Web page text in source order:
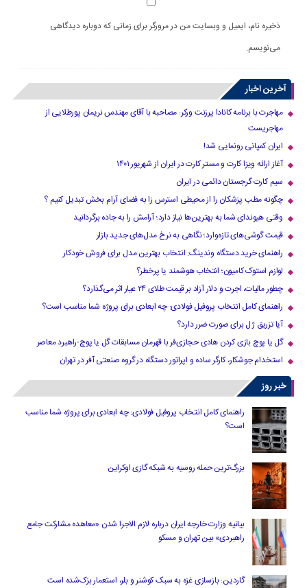
ذخیره نام، ایمیل و وبسایت من در مرورگر برای زمانی که دوباره دیدگاهی
می‌نویسم.
آخرین اخبار
مهاجرت با برنامه کانادا پرزنت ورکر: مصاحبه با آقای مهندس نریمان پورطلایی از
مهاجریست
ایران کمپانی رونمایی شد!
آغاز ارائه ویزا کارت و مستر کارت در ایران از شهریور ۱۴۰۱
سیم کارت گرجستان دائمی در ایران
چگونه مطب پزشکان را از محیطی استرس زا به فضای آرام بخش تبدیل کنیم ؟
وقتی هیوندای شما به بهترین‌ها نیاز دارد؛ آرامش را به جاده برگردانید
قیمت گوشی‌های تازه‌وارد؛ نگاهی به نرخ مدل‌های جدید بازار
راهنمای خرید دستگاه وندینگ: انتخاب بهترین مدل برای فروش خودکار
لوازم استوک کامیون؛ انتخاب هوشمند یا پرخطر؟
چطور مالیات، اجرت و دلار آزاد بر قیمت طلای ۲۴ عیار اثر می‌گذارد؟
راهنمای کامل انتخاب پروفیل فولادی: چه ابعادی برای پروژه شما مناسب است؟
آیا تزریق ژل برای صورت ضرر دارد​؟
گل یا پوچ بازی کردن هادی حجازی‌فر با قهرمان مسابقات گل یا پوچ-راهبرد معاصر
استخدام جوشکار، کارگر ساده و اپراتور دستگاه در گروه صنعتی آفر در تهران
خبر روز
راهنمای کامل انتخاب پروفیل فولادی: چه ابعادی برای پروژه شما مناسب
است؟
بزرگ‌ترین حمله روسیه به شبکه گازی اوکراین
بیانیه وزارت خارجه ایران درباره لازم‌ الاجرا شدن «معاهده مشارکت جامع
راهبردی» بین تهران و مسکو
گاردین: بازسازی غزه به سبک کوشنر و بلر، استعمار بزک‌شده است